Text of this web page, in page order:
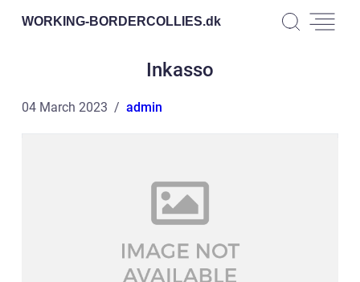
WORKING-BORDERCOLLIES.dk
Inkasso
04 March 2023 admin